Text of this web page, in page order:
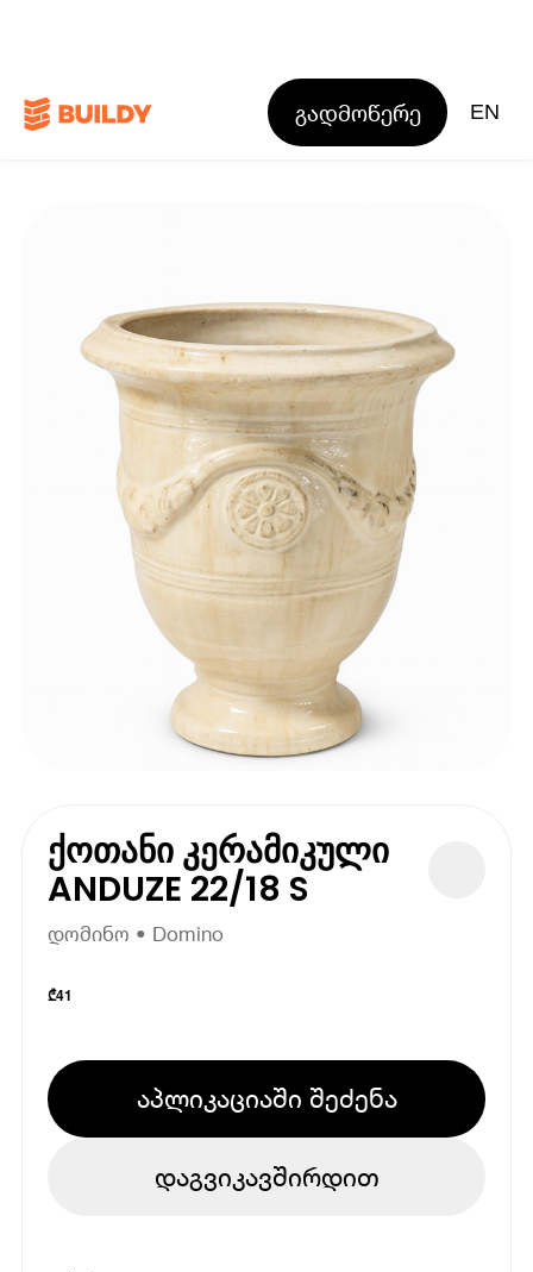
გადმოწერე EN
ქოთანი კერამიკული
ANDUZE 22/18 S
დომინო • Domino
₾41
აპლიკაციაში შეძენა
დაგვიკავშირდით